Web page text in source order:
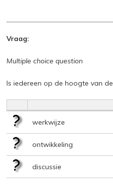
Vraag:
Multiple choice question
Is iedereen op de hoogte van de
werkwijze
ontwikkeling
discussie